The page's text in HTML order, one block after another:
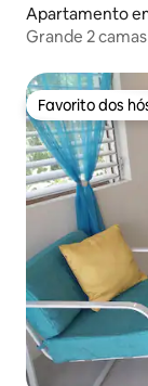
Apartamento
Grande 2
Favorito dos
Favorito dos